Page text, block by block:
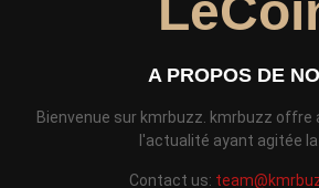
A PROPOS DE
Bienvenue sur kmrbuzz. kmrbuzz offre
l'actualité ayant agitée la
Contact us: